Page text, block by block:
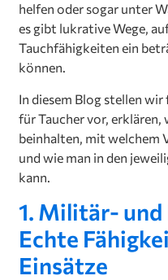
helfen oder sogar unter
es gibt lukrative Wege,
Tauchfähigkeiten ein
können.
In diesem Blog stellen
für Taucher vor, erklären,
beinhalten, mit welchem
und wie man in den
kann.
1. Militär-
Echte
Einsätze